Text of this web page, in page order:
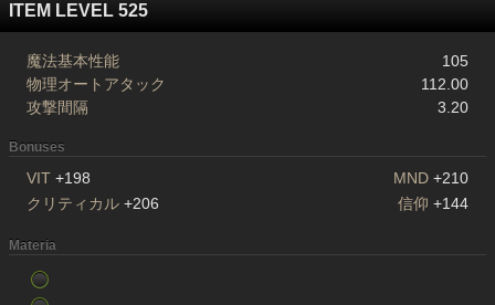
ITEM LEVEL 525
魔法基本性能
105
物理オートアタック
112.00
攻撃間隔
3.20
Bonuses
VIT +198 MND +210
クリティカル +206 信仰 +144
Materia